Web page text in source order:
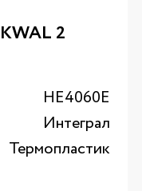
2
HE4060E
Интеграл
Термопластик